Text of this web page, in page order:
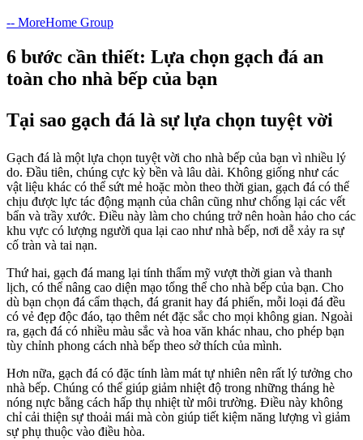
-- MoreHome Group
6 bước cần thiết: Lựa chọn gạch đá an
toàn cho nhà bếp của bạn
Tại sao gạch đá là sự lựa chọn tuyệt vời
Gạch đá là một lựa chọn tuyệt vời cho nhà bếp của bạn vì nhiều lý
do. Đầu tiên, chúng cực kỳ bền và lâu dài. Không giống như các
vật liệu khác có thể sứt mẻ hoặc mòn theo thời gian, gạch đá có thể
chịu được lực tác động mạnh của chân cũng như chống lại các vết
bẩn và trầy xước. Điều này làm cho chúng trở nên hoàn hảo cho các
khu vực có lượng người qua lại cao như nhà bếp, nơi dễ xảy ra sự
cố tràn và tai nạn.
Thứ hai, gạch đá mang lại tính thẩm mỹ vượt thời gian và thanh
lịch, có thể nâng cao diện mạo tổng thể cho nhà bếp của bạn. Cho
dù bạn chọn đá cẩm thạch, đá granit hay đá phiến, mỗi loại đá đều
có vẻ đẹp độc đáo, tạo thêm nét đặc sắc cho mọi không gian. Ngoài
ra, gạch đá có nhiều màu sắc và hoa văn khác nhau, cho phép bạn
tùy chỉnh phong cách nhà bếp theo sở thích của mình.
Hơn nữa, gạch đá có đặc tính làm mát tự nhiên nên rất lý tưởng cho
nhà bếp. Chúng có thể giúp giảm nhiệt độ trong những tháng hè
nóng nực bằng cách hấp thụ nhiệt từ môi trường. Điều này không
chỉ cải thiện sự thoải mái mà còn giúp tiết kiệm năng lượng vì giảm
sự phụ thuộc vào điều hòa.